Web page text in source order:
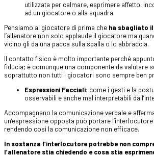
utilizzata per calmare, esprimere affetto,
ad un giocatore o alla squadra.
Pensiamo al giocatore di prima che ha sbagliato
l’allenatore non solo applaude il giocatore ma
vicino gli da una pacca sulla spalla o lo abbraccia.
Il contatto fisico è molto importante perché
fiducia; è comunque una componente da valutare
soprattutto non tutti i giocatori sono sempre ben
Espressioni Facciali: come i gesti e la
osservabili e anche mal interpretabili
Accompagnano la comunicazione verbale e
un’espressione opposta può portare
rendendo così la comunicazione non efficace.
In sostanza l’interlocutore potrebbe non
l’allenatore stia chiedendo e cosa stia